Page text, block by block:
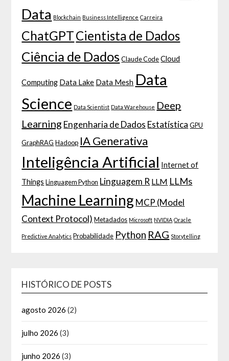
Data Blockchain Business Intelligence Carreira
ChatGPTCientista de Dados
Ciência de Dados Claude Code Cloud
Computing Data Lake Data Mesh Data
Science Data Scientist Data Warehouse Deep
Learning Engenharia de Dados Estatística GPU
GraphRAG Hadoop IA Generativa
Inteligência Artificial Internet of
Things Linguagem Python Linguagem R LLM LLMs
Machine Learning MCP (Model
Context Protocol) Metadados Microsoft NVIDIA Oracle
Predictive Analytics Probabilidade Python RAG Storytelling
HISTÓRICO DE POSTS
agosto 2026 (2)
julho 2026 (3)
junho 2026 (3)